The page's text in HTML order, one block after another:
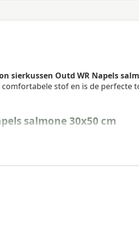
sierkussen Outd WR Napels
stof en is de perfecte
salmone 30x50 cm